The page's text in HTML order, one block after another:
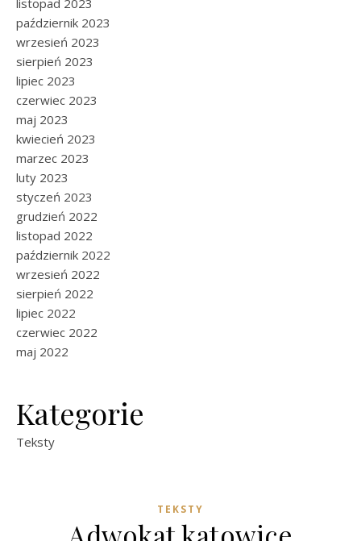
listopad 2023
październik 2023
wrzesień 2023
sierpień 2023
lipiec 2023
czerwiec 2023
maj 2023
kwiecień 2023
marzec 2023
luty 2023
styczeń 2023
grudzień 2022
listopad 2022
październik 2022
wrzesień 2022
sierpień 2022
lipiec 2022
czerwiec 2022
maj 2022
Kategorie
Teksty
TEKSTY